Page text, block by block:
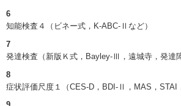
6
知能検査４（ビネー式，K-ABC-Ⅱなど）
7
発達検査（新版Ｋ式，Bayley-Ⅲ，遠城寺，発達
8
症状評価尺度１（CES-D，BDI-Ⅱ，MAS，STAI